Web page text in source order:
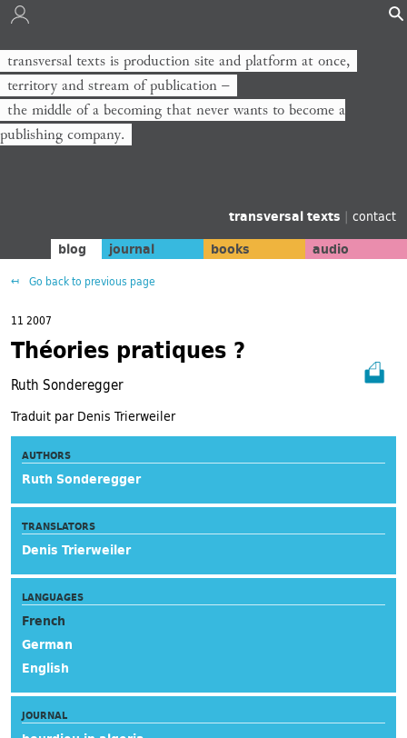
transversal texts is production site and platform at once,
territory and stream of publication −
the middle of a becoming that never wants to become a
publishing company.
transversal texts | contact
blog journal books audio
Go back to previous page
11 2007
Théories pratiques ?
Ruth Sonderegger
Traduit par Denis Trierweiler
AUTHORS
Ruth Sonderegger
TRANSLATORS
Denis Trierweiler
LANGUAGES
French
German
English
JOURNAL